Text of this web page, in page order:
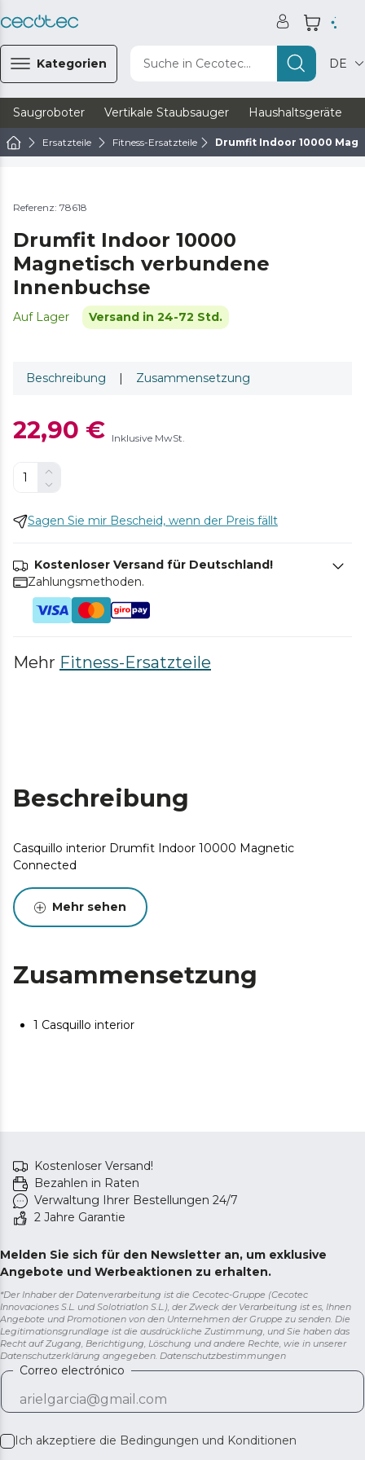
Kategorien Suche in Cecotec... DE
Saugroboter Vertikale Staubsauger Haushaltsgeräte
Ersatzteile Fitness-Ersatzteile Drumfit Indoor 10000
Referenz: 78618
Drumfit Indoor 10000
Magnetisch verbundene
Innenbuchse
Auf Lager Versand in 24-72 Std.
Beschreibung | Zusammensetzung
22,90 € Inklusive MwSt.
Sagen Sie mir Bescheid, wenn der Preis fällt
Kostenloser Versand für Deutschland!
Zahlungsmethoden.
Mehr Fitness-Ersatzteile
Beschreibung
Casquillo interior Drumfit Indoor 10000 Magnetic
Connected
Mehr sehen
Zusammensetzung
1 Casquillo interior
Kostenloser Versand!
Bezahlen in Raten
Verwaltung Ihrer Bestellungen 24/7
2 Jahre Garantie
Melden Sie sich für den Newsletter an, um exklusive
Angebote und Werbeaktionen zu erhalten.
*Der Inhaber der Datenverarbeitung ist die Cecotec-Gruppe (Cecotec
Innovaciones S.L. und Solotriatlon S.L.), der Zweck der Verarbeitung ist es, Ihnen
Angebote und Promotionen von den Unternehmen der Gruppe zu senden. Die
Legitimationsgrundlage ist die ausdrückliche Zustimmung, und Sie haben das
Recht auf Zugang, Berichtigung, Löschung und andere Rechte, wie in unserer
Datenschutzerklärung angegeben. Datenschutzbestimmungen
Correo electrónico
Ich akzeptiere die Bedingungen und Konditionen